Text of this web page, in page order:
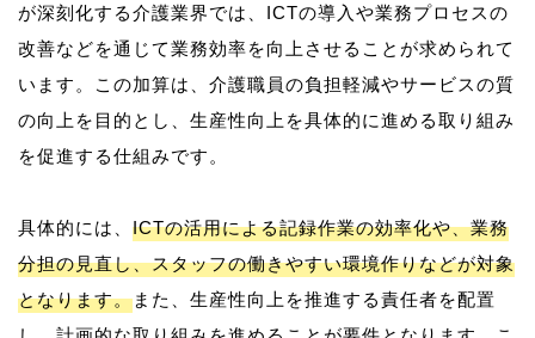
が深刻化する介護業界では、ICTの導入や業務プロセスの
改善などを通じて業務効率を向上させることが求められて
います。この加算は、介護職員の負担軽減やサービスの質
の向上を目的とし、生産性向上を具体的に進める取り組み
を促進する仕組みです。
具体的には、 ICTの活用による記録作業の効率化や、業務
分担の見直し、スタッフの働きやすい環境作りなどが対象
となります。また、生産性向上を推進する責任者を配置